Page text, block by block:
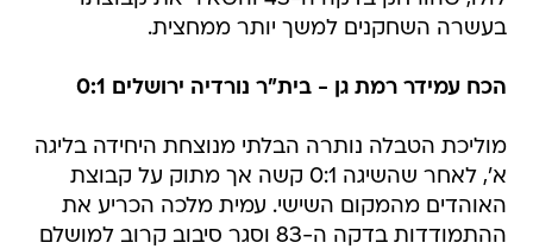
בעשרה השחקנים למשך יותר ממחצית.
הכח עמידר רמת גן - בית"ר נורדיה ירושלים 0:1
מוליכת הטבלה נותרה הבלתי מנוצחת היחידה בליגה
א', לאחר שהשיגה 0:1 קשה אך מתוק על קבוצת
האוהדים מהמקום השישי. עמית מלכה הכריע את
ההתמודדות בדקה ה-83 וסגר סיבוב קרוב למושלם